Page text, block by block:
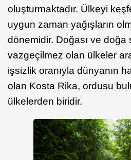
oluşturmaktadır. Ülkeyi
uygun zaman yağışların
dönemidir. Doğası ve doğa
vazgeçilmez olan ülkeler
işsizlik oranıyla dünyanın
olan Kosta Rika, ordusu
ülkelerden biridir.